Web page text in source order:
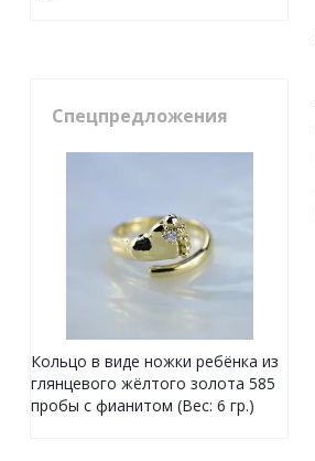
Спецпредложения
Кольцо в виде ножки ребёнка из
глянцевого жёлтого золота 585
пробы с фианитом (Вес: 6 гр.)